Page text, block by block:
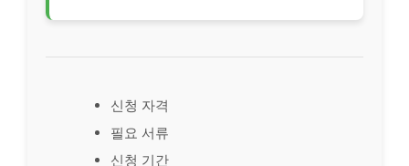
신청 자격
필요 서류
신청 기간